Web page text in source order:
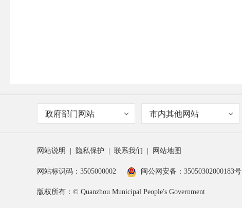
政府部门网站 市内其他网站
网站说明 隐私保护 联系我们 网站地图
网站标识码：3505000002 闽公网安备：35050302000183号
版权所有：© Quanzhou Municipal People's Government